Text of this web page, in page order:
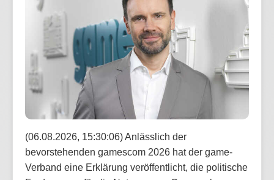
(06.08.2026, 15:30:06) Anlässlich der
bevorstehenden gamescom 2026 hat der game-
Verband eine Erklärung veröffentlicht, die politische